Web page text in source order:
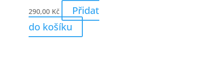
290,00 Kč
Přidat
do košíku